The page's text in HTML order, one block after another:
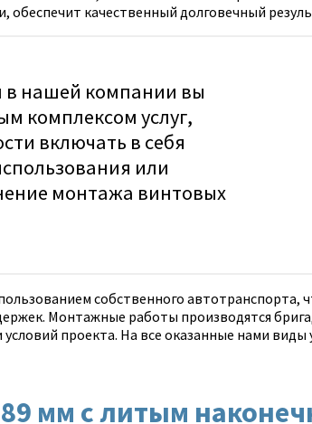
обеспечит качественный долговечный
в нашей компании вы
комплексом услуг,
включать в себя
или
монтажа винтовых
собственного автотранспорта,
Монтажные работы производятся
проекта. На все оказанные нами виды
мм с литым